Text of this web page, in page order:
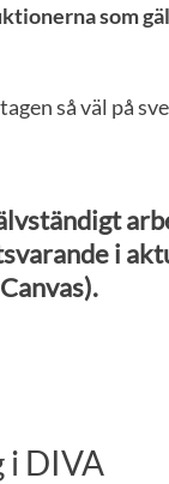
som
så väl på
i
i DIVA